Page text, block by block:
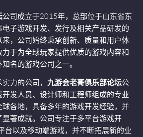
公司成立于2015年，总部位于山东省东
子游戏开发、发行及相关产品研发的
，公司始终秉承创新、质量和用户体
于为全球玩家提供优质的游戏内容和
名的游戏公司之一。
力的公司， 九游会老哥俱乐部论坛公
发人员、设计师和工程师组成的专业
各地，具备多年的游戏开发经验，并
显著成就。公司专注于多平台游戏开
台以及移动端游戏，并不断拓展新的业